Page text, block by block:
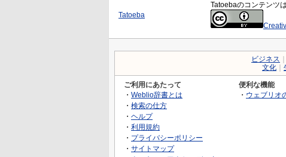
Tatoeba
Tatoebaのコンテンツ
ビジネス
文化
ご利用にあたって
・ Weblio辞書とは
・ 検索の仕方
・ ヘルプ
・ 利用規約
・ プライバシーポリシー
・ サイトマップ
便利な機能
・ ウェブリオ